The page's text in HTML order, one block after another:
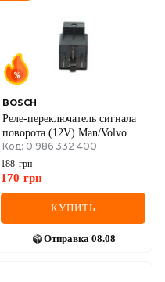
BOSCH
Реле-переключатель сигнала
поворота (12V) Man/Volvo
05-
Код: 0 986 332 400
188 грн
170 грн
КУПИТЬ
Отправка 08.08